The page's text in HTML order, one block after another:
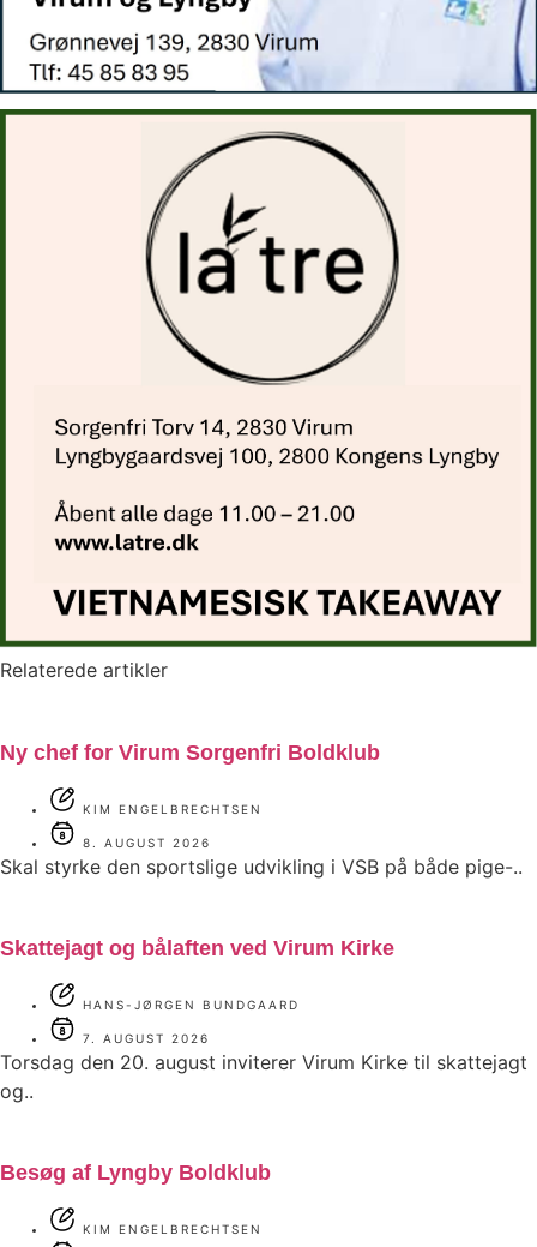
Relaterede artikler
Ny chef for Virum Sorgenfri Boldklub
KIM ENGELBRECHTSEN
8. AUGUST 2026
Skal styrke den sportslige udvikling i VSB på både pige-..
Skattejagt og bålaften ved Virum Kirke
HANS-JØRGEN BUNDGAARD
7. AUGUST 2026
Torsdag den 20. august inviterer Virum Kirke til skattejagt
og..
Besøg af Lyngby Boldklub
KIM ENGELBRECHTSEN